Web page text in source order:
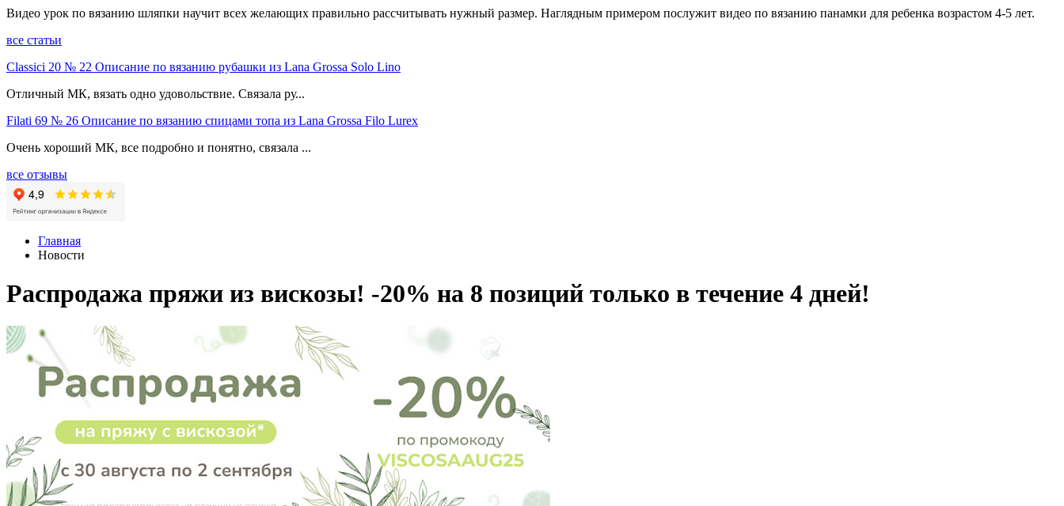
Видео урок по вязанию шляпки научит всех желающих правильно рассчитывать нужный размер. Наглядным примером послужит видео по вязанию панамки для ребенка возрастом 4-5 лет.
все статьи
Classici 20 № 22 Описание по вязанию рубашки из Lana Grossa Solo Lino
Отличный МК, вязать одно удовольствие. Связала ру...
Filati 69 № 26 Описание по вязанию спицами топа из Lana Grossa Filo Lurex
Очень хороший МК, все подробно и понятно, связала ...
все отзывы
Главная
Новости
Распродажа пряжи из вискозы! -20% на 8 позиций только в течение 4 дней!